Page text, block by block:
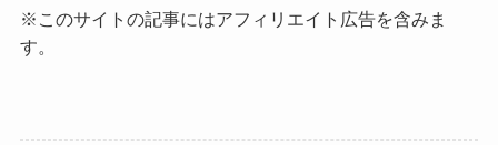
※このサイトの記事にはアフィリエイト広告を含みま
す。